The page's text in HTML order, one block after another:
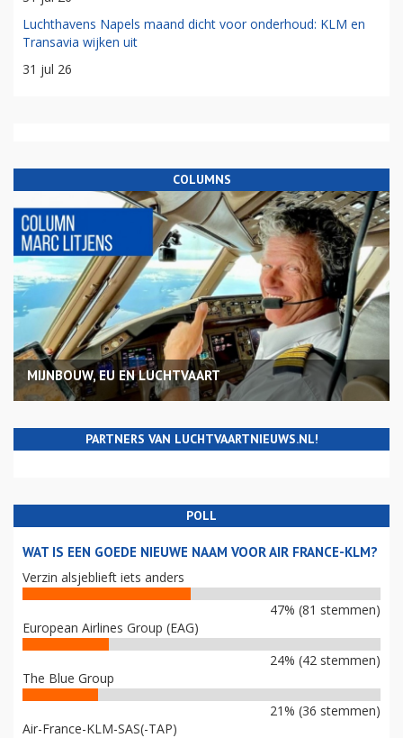
Luchthavens Napels maand dicht voor onderhoud: KLM en
Transavia wijken uit
31 jul 26
COLUMNS
MIJNBOUW, EU EN LUCHTVAART
PARTNERS VAN LUCHTVAARTNIEUWS.NL!
POLL
WAT IS EEN GOEDE NIEUWE NAAM VOOR AIR FRANCE-KLM?
Verzin alsjeblieft iets anders
47% (81 stemmen)
European Airlines Group (EAG)
24% (42 stemmen)
The Blue Group
21% (36 stemmen)
Air-France-KLM-SAS(-TAP)